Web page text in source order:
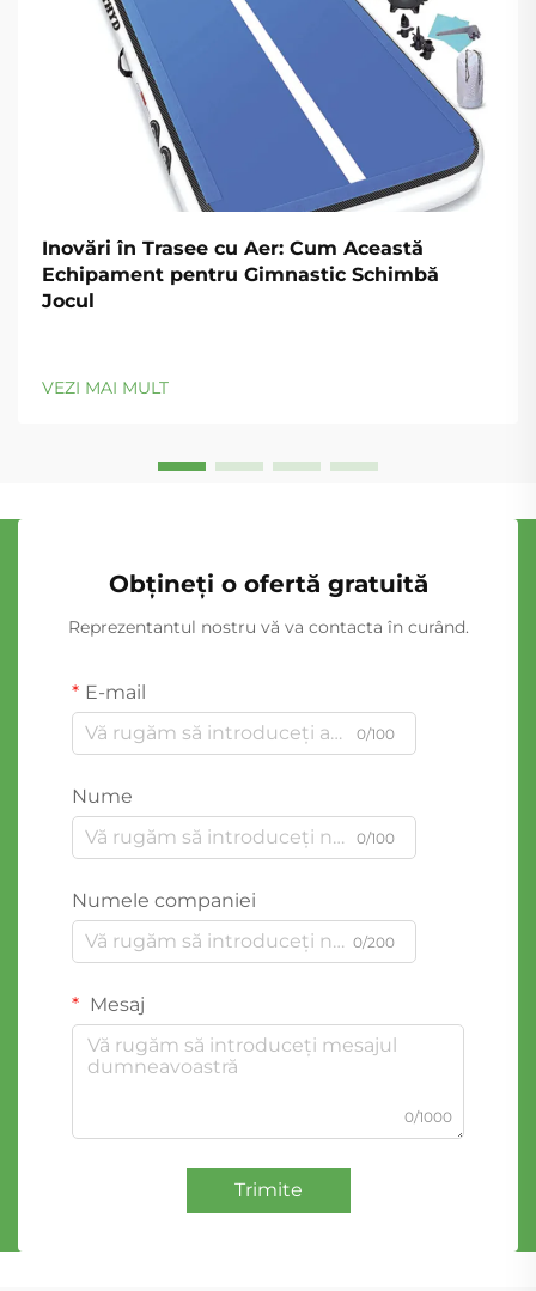
Inovări în Trasee cu Aer: Cum Această
Echipament pentru Gimnastic Schimbă
Jocul
VEZI MAI MULT
Obțineți o ofertă gratuită
Reprezentantul nostru vă va contacta în curând.
E-mail
0/100
Nume
0/100
Numele companiei
0/200
Mesaj
0/1000
Trimite